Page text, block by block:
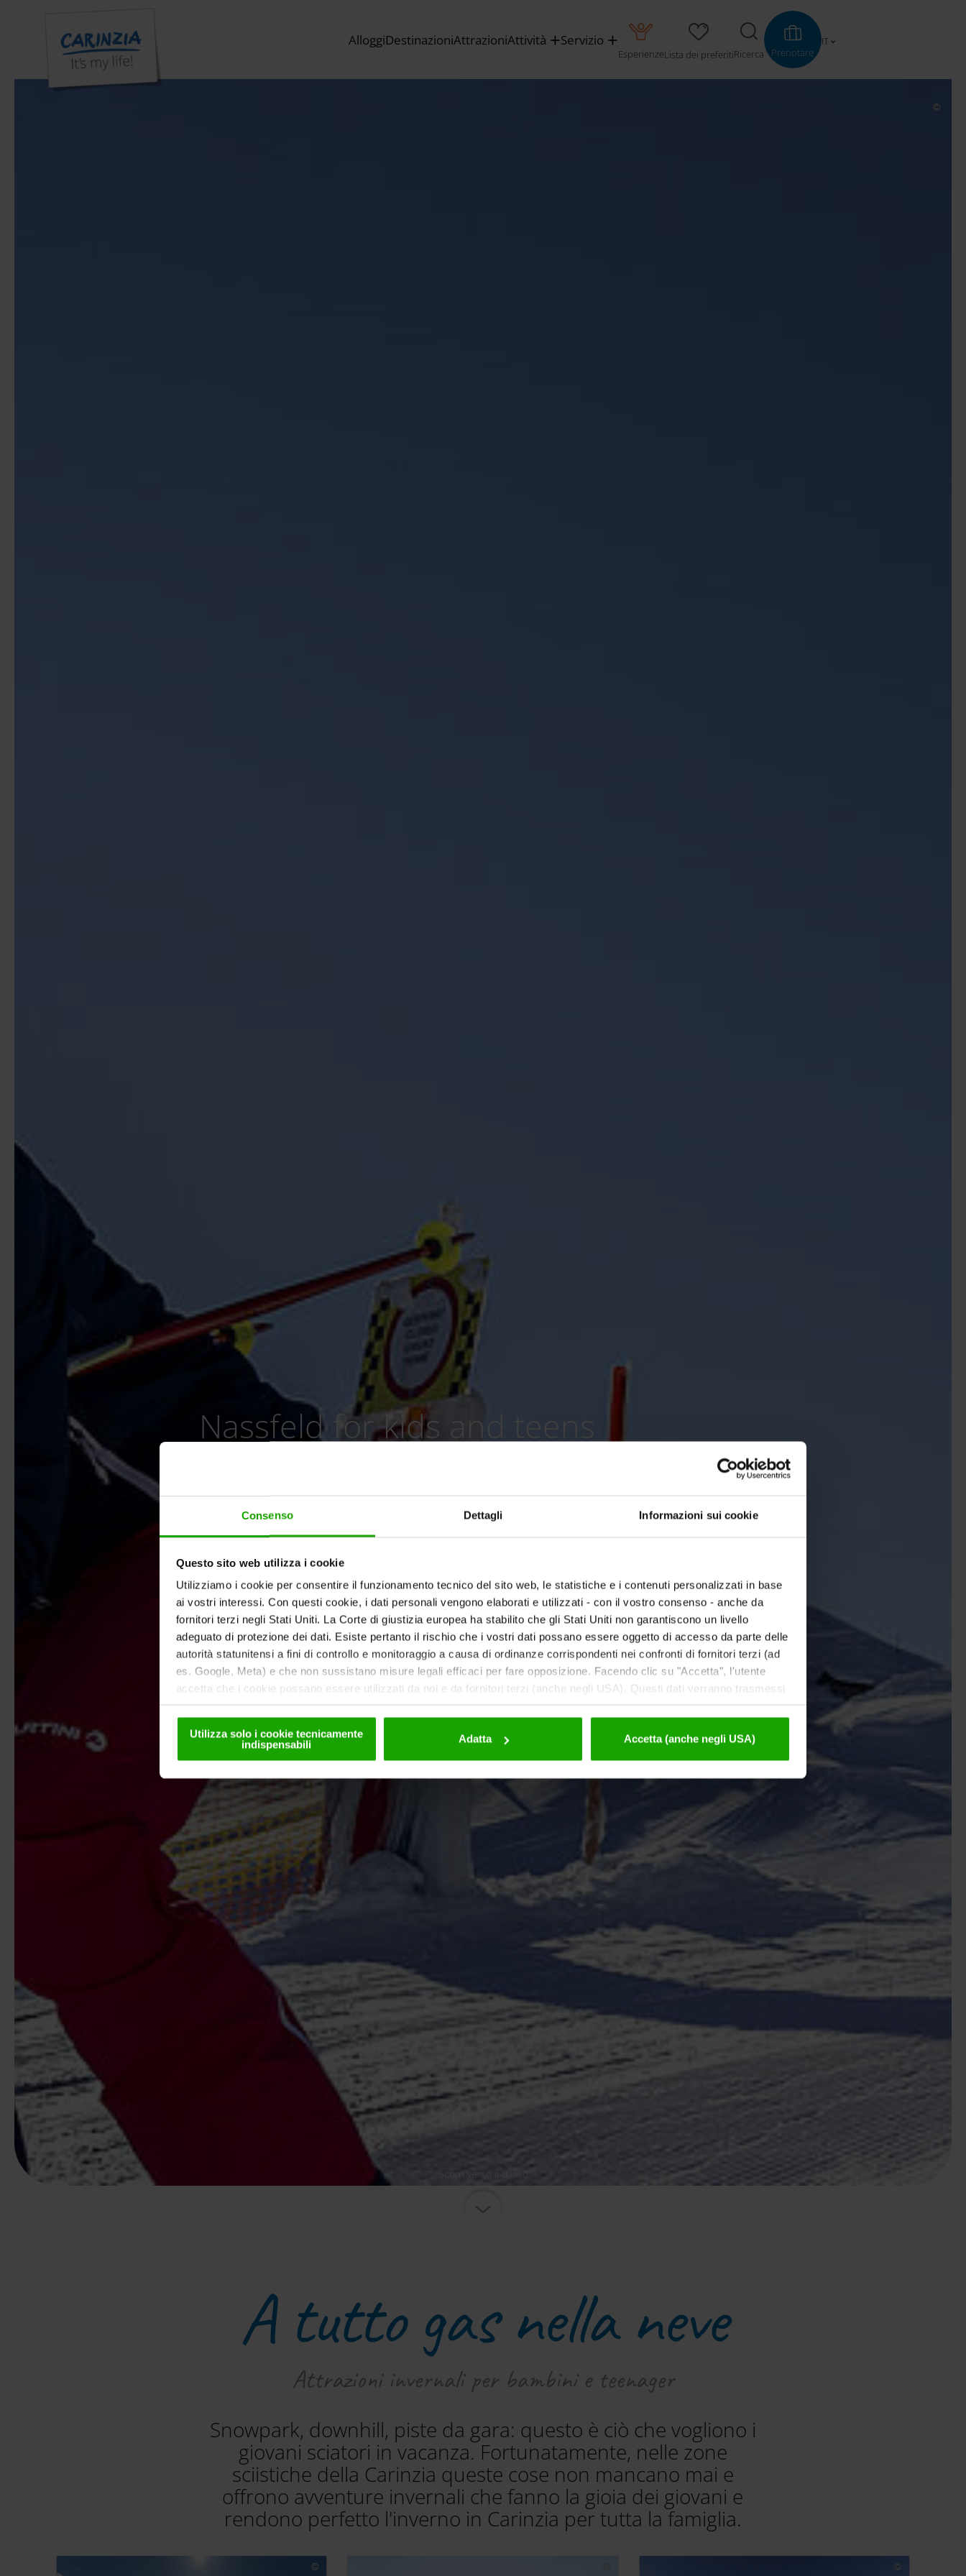
Consenso Dettagli Informazioni sui cookie
Questo sito web utilizza i cookie
Utilizziamo i cookie per consentire il funzionamento tecnico del sito web, le statistiche e i contenuti personalizzati in base
ai vostri interessi. Con questi cookie, i dati personali vengono elaborati e utilizzati - con il vostro consenso - anche da
fornitori terzi negli Stati Uniti. La Corte di giustizia europea ha stabilito che gli Stati Uniti non garantiscono un livello
adeguato di protezione dei dati. Esiste pertanto il rischio che i vostri dati possano essere oggetto di accesso da parte delle
autorità statunitensi a fini di controllo e monitoraggio a causa di ordinanze corrispondenti nei confronti di fornitori terzi (ad
es. Google, Meta) e che non sussistano misure legali efficaci per fare opposizione. Facendo clic su "Accetta", l'utente
accetta che i cookie possano essere utilizzati da noi e da fornitori terzi (anche negli USA). Questi dati verranno trasmessi
Utilizza solo i cookie tecnicamente
indispensabili
Adatta Accetta (anche negli USA)
AlloggiDestinazioniAttrazioniAttività Servizio
EsperienzeLista dei preferitiRicerca Prenotare
IT
Nassfeld for kids and teens
Scorri verso il basso
A tutto gas nella neve
Attrazioni invernali per bambini e teenager
Snowpark, downhill, piste da gara: questo è ciò che vogliono i
giovani sciatori in vacanza. Fortunatamente, nelle zone
sciistiche della Carinzia queste cose non mancano mai e
offrono avventure invernali che fanno la gioia dei giovani e
rendono perfetto l'inverno in Carinzia per tutta la famiglia.